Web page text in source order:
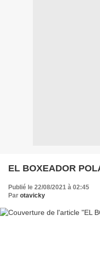
EL BOXEADOR
Publié le 22/08/2021 à 02:45
Par otavicky